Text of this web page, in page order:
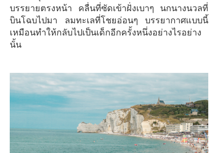
บรรยายตรงหน้า คลื่นที่ซัดเข้าฝั่งเบาๆ นกนางนวลที่
บินโฉบไปมา ลมทะเลที่โชยอ่อนๆ บรรยากาศแบบนี้
เหมือนทำให้กลับไปเป็นเด็กอีกครั้งหนึ่งอย่างไรอย่าง
นั้น